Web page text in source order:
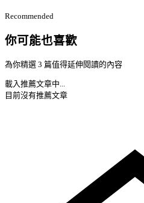
Recommended
你可能也喜歡
為你精選 3 篇值得延伸閱讀的內容
載入推薦文章中...
目前沒有推薦文章